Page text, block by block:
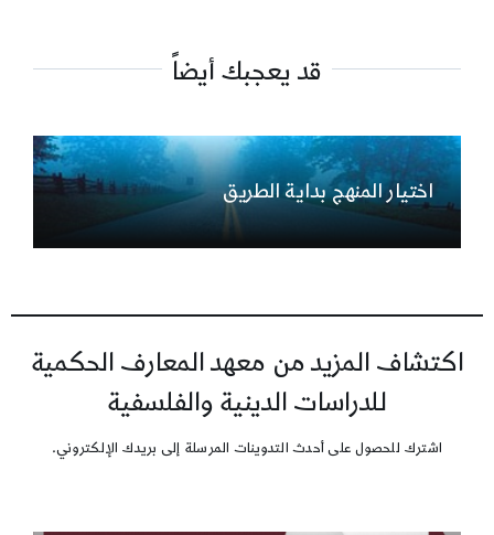
قد يعجبك أيضاً
اختيار المنهج بداية الطريق
اكتشاف المزيد من معهد المعارف الحكمية
للدراسات الدينية والفلسفية
اشترك للحصول على أحدث التدوينات المرسلة إلى بريدك الإلكتروني.